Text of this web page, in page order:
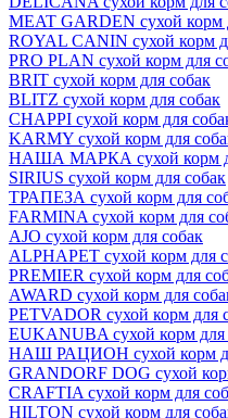
MEAT GARDEN сухой корм
ROYAL CANIN сухой корм
PRO PLAN сухой корм для
BRIT сухой корм для собак
BLITZ сухой корм для собак
CHAPPI сухой корм для
KARMY сухой корм для
НАША МАРКА сухой корм
SIRIUS сухой корм для собак
ТРАПЕЗА сухой корм для
FARMINA сухой корм для
AJO сухой корм для собак
ALPHAPET сухой корм для
PREMIER сухой корм для
AWARD сухой корм для
PETVADOR сухой корм для
EUKANUBA сухой корм для
НАШ РАЦИОН сухой корм
GRANDORF DOG сухой
CRAFTIA сухой корм для
HILTON сухой корм для